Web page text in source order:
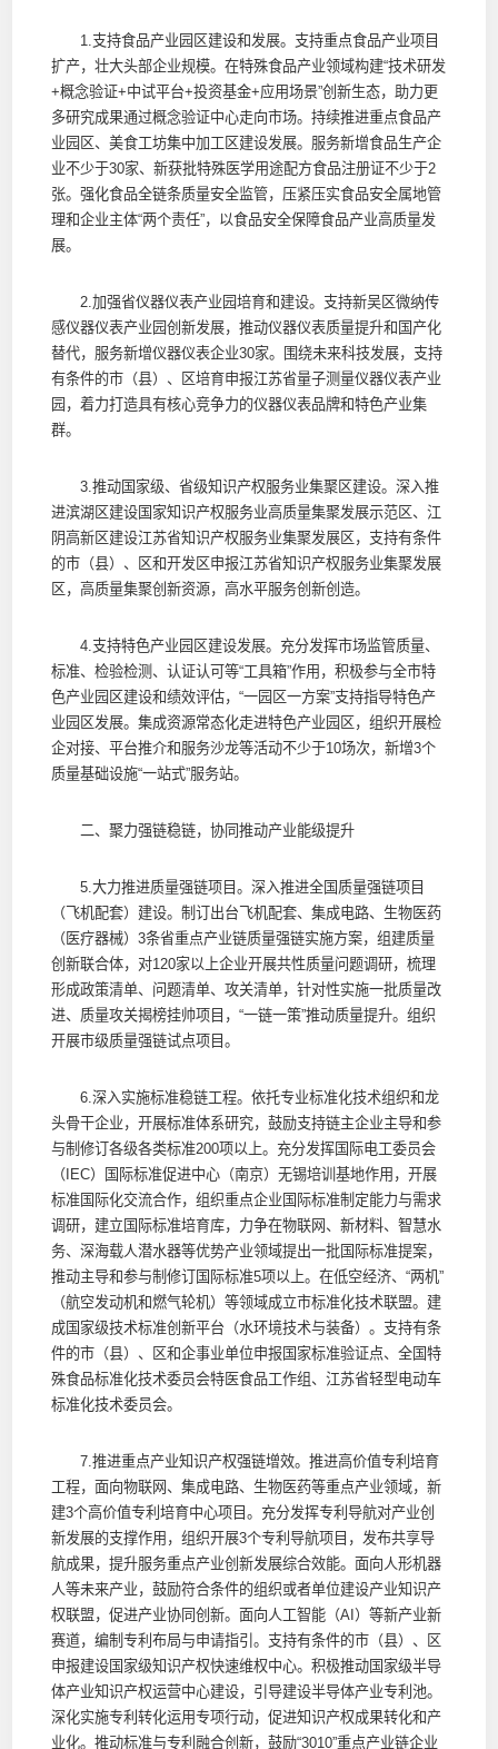
1.支持食品产业园区建设和发展。支持重点食品产业项目
扩产，壮大头部企业规模。在特殊食品产业领域构建“技术研发
+概念验证+中试平台+投资基金+应用场景”创新生态，助力更
多研究成果通过概念验证中心走向市场。持续推进重点食品产
业园区、美食工坊集中加工区建设发展。服务新增食品生产企
业不少于30家、新获批特殊医学用途配方食品注册证不少于2
张。强化食品全链条质量安全监管，压紧压实食品安全属地管
理和企业主体“两个责任”，以食品安全保障食品产业高质量发
展。
2.加强省仪器仪表产业园培育和建设。支持新吴区微纳传
感仪器仪表产业园创新发展，推动仪器仪表质量提升和国产化
替代，服务新增仪器仪表企业30家。围绕未来科技发展，支持
有条件的市（县）、区培育申报江苏省量子测量仪器仪表产业
园，着力打造具有核心竞争力的仪器仪表品牌和特色产业集
群。
3.推动国家级、省级知识产权服务业集聚区建设。深入推
进滨湖区建设国家知识产权服务业高质量集聚发展示范区、江
阴高新区建设江苏省知识产权服务业集聚发展区，支持有条件
的市（县）、区和开发区申报江苏省知识产权服务业集聚发展
区，高质量集聚创新资源，高水平服务创新创造。
4.支持特色产业园区建设发展。充分发挥市场监管质量、
标准、检验检测、认证认可等“工具箱”作用，积极参与全市特
色产业园区建设和绩效评估，“一园区一方案”支持指导特色产
业园区发展。集成资源常态化走进特色产业园区，组织开展检
企对接、平台推介和服务沙龙等活动不少于10场次，新增3个
质量基础设施“一站式”服务站。
二、聚力强链稳链，协同推动产业能级提升
5.大力推进质量强链项目。深入推进全国质量强链项目
（飞机配套）建设。制订出台飞机配套、集成电路、生物医药
（医疗器械）3条省重点产业链质量强链实施方案，组建质量
创新联合体，对120家以上企业开展共性质量问题调研，梳理
形成政策清单、问题清单、攻关清单，针对性实施一批质量改
进、质量攻关揭榜挂帅项目，“一链一策”推动质量提升。组织
开展市级质量强链试点项目。
6.深入实施标准稳链工程。依托专业标准化技术组织和龙
头骨干企业，开展标准体系研究，鼓励支持链主企业主导和参
与制修订各级各类标准200项以上。充分发挥国际电工委员会
（IEC）国际标准促进中心（南京）无锡培训基地作用，开展
标准国际化交流合作，组织重点企业国际标准制定能力与需求
调研，建立国际标准培育库，力争在物联网、新材料、智慧水
务、深海载人潜水器等优势产业领域提出一批国际标准提案，
推动主导和参与制修订国际标准5项以上。在低空经济、“两机”
（航空发动机和燃气轮机）等领域成立市标准化技术联盟。建
成国家级技术标准创新平台（水环境技术与装备）。支持有条
件的市（县）、区和企事业单位申报国家标准验证点、全国特
殊食品标准化技术委员会特医食品工作组、江苏省轻型电动车
标准化技术委员会。
7.推进重点产业知识产权强链增效。推进高价值专利培育
工程，面向物联网、集成电路、生物医药等重点产业领域，新
建3个高价值专利培育中心项目。充分发挥专利导航对产业创
新发展的支撑作用，组织开展3个专利导航项目，发布共享导
航成果，提升服务重点产业创新发展综合效能。面向人形机器
人等未来产业，鼓励符合条件的组织或者单位建设产业知识产
权联盟，促进产业协同创新。面向人工智能（AI）等新产业新
赛道，编制专利布局与申请指引。支持有条件的市（县）、区
申报建设国家级知识产权快速维权中心。积极推动国家级半导
体产业知识产权运营中心建设，引导建设半导体产业专利池。
深化实施专利转化运用专项行动，促进知识产权成果转化和产
业化。推动标准与专利融合创新，鼓励“3010”重点产业链企业